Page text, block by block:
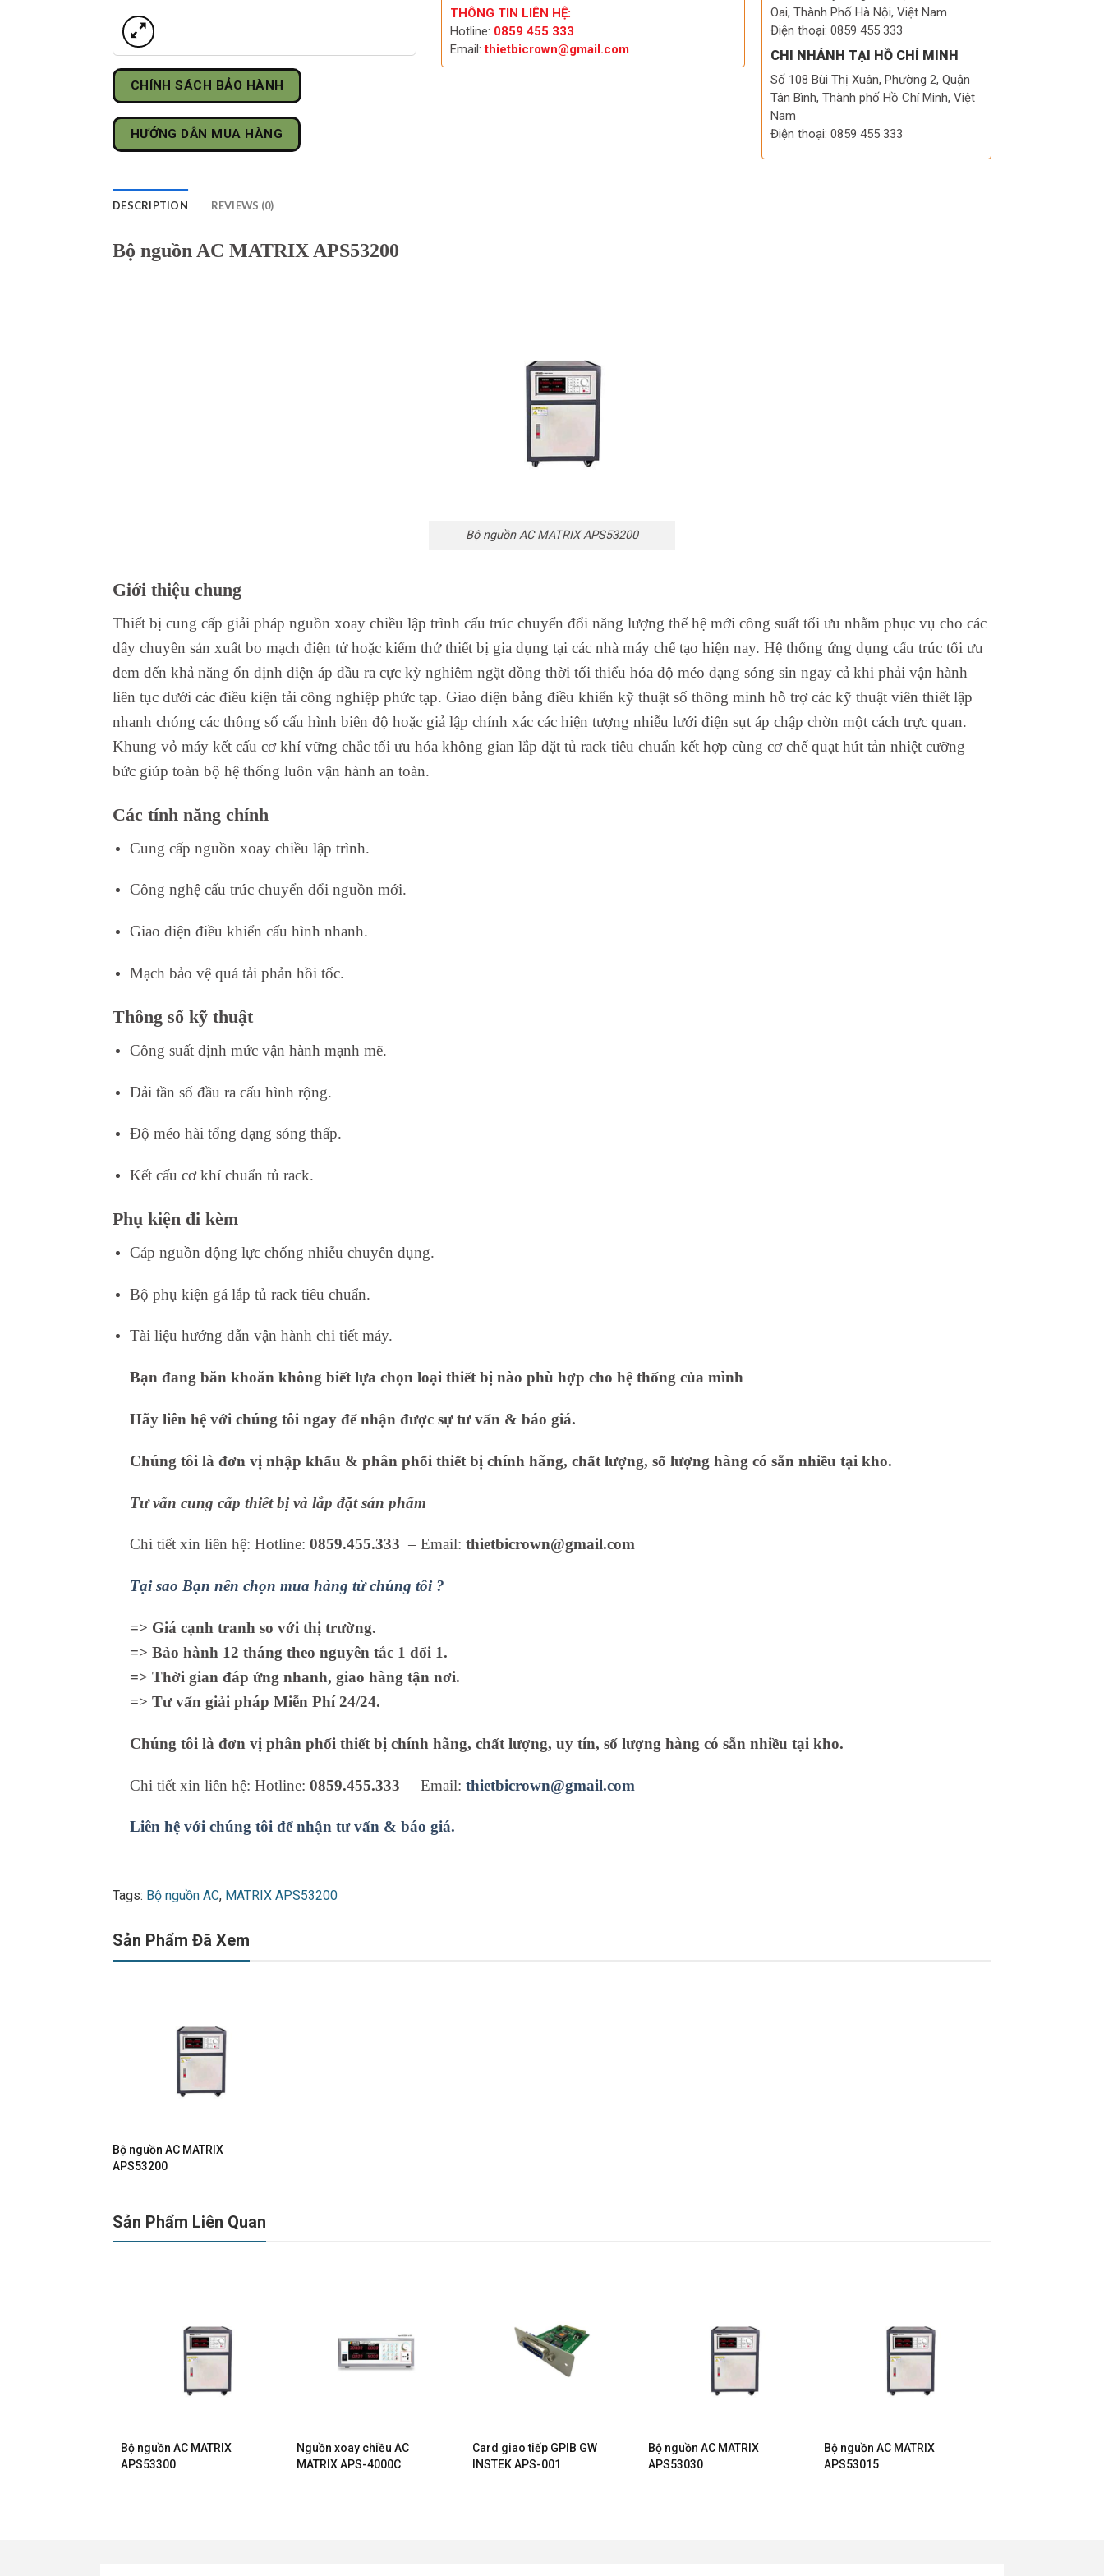
CHÍNH SÁCH BẢO HÀNH
HƯỚNG DẪN MUA HÀNG
THÔNG TIN LIÊN HỆ:
Hotline: 0859 455 333
Email:thietbicrown@gmail.com
Oai, Thành Phố Hà Nội, Việt Nam
Điện thoại: 0859 455 333
CHI NHÁNH TẠI HỒ CHÍ MINH
Số 108 Bùi Thị Xuân, Phường 2, Quận
Tân Bình, Thành phố Hồ Chí Minh, Việt
Nam
Điện thoại: 0859 455 333
DESCRIPTION REVIEWS (0)
Bộ nguồn AC MATRIX APS53200
Bộ nguồn AC MATRIX APS53200
Giới thiệu chung
Thiết bị cung cấp giải pháp nguồn xoay chiều lập trình cấu trúc chuyển đổi năng lượng thế hệ mới công suất tối ưu nhằm phục vụ cho các
dây chuyền sản xuất bo mạch điện tử hoặc kiểm thử thiết bị gia dụng tại các nhà máy chế tạo hiện nay. Hệ thống ứng dụng cấu trúc tối ưu
đem đến khả năng ổn định điện áp đầu ra cực kỳ nghiêm ngặt đồng thời tối thiểu hóa độ méo dạng sóng sin ngay cả khi phải vận hành
liên tục dưới các điều kiện tải công nghiệp phức tạp. Giao diện bảng điều khiển kỹ thuật số thông minh hỗ trợ các kỹ thuật viên thiết lập
nhanh chóng các thông số cấu hình biên độ hoặc giả lập chính xác các hiện tượng nhiễu lưới điện sụt áp chập chờn một cách trực quan.
Khung vỏ máy kết cấu cơ khí vững chắc tối ưu hóa không gian lắp đặt tủ rack tiêu chuẩn kết hợp cùng cơ chế quạt hút tản nhiệt cưỡng
bức giúp toàn bộ hệ thống luôn vận hành an toàn.
Các tính năng chính
Cung cấp nguồn xoay chiều lập trình.
Công nghệ cấu trúc chuyển đổi nguồn mới.
Giao diện điều khiển cấu hình nhanh.
Mạch bảo vệ quá tải phản hồi tốc.
Thông số kỹ thuật
Công suất định mức vận hành mạnh mẽ.
Dải tần số đầu ra cấu hình rộng.
Độ méo hài tổng dạng sóng thấp.
Kết cấu cơ khí chuẩn tủ rack.
Phụ kiện đi kèm
Cáp nguồn động lực chống nhiễu chuyên dụng.
Bộ phụ kiện gá lắp tủ rack tiêu chuẩn.
Tài liệu hướng dẫn vận hành chi tiết máy.
Bạn đang băn khoăn không biết lựa chọn loại thiết bị nào phù hợp cho hệ thống của mình
Hãy liên hệ với chúng tôi ngay để nhận được sự tư vấn & báo giá.
Chúng tôi là đơn vị nhập khẩu & phân phối thiết bị chính hãng, chất lượng, số lượng hàng có sẵn nhiều tại kho.
Tư vấn cung cấp thiết bị và lắp đặt sản phẩm
Chi tiết xin liên hệ: Hotline: 0859.455.333 – Email: thietbicrown@gmail.com
Tại sao Bạn nên chọn mua hàng từ chúng tôi ?
=> Giá cạnh tranh so với thị trường.
=> Bảo hành 12 tháng theo nguyên tắc 1 đổi 1.
=> Thời gian đáp ứng nhanh, giao hàng tận nơi.
=> Tư vấn giải pháp Miễn Phí 24/24.
Chúng tôi là đơn vị phân phối thiết bị chính hãng, chất lượng, uy tín, số lượng hàng có sẵn nhiều tại kho.
Chi tiết xin liên hệ: Hotline: 0859.455.333 – Email: thietbicrown@gmail.com
Liên hệ với chúng tôi để nhận tư vấn & báo giá.
Tags: Bộ nguồn AC, MATRIX APS53200
Sản Phẩm Đã Xem
Bộ nguồn AC MATRIX
APS53200
Sản Phẩm Liên Quan
Bộ nguồn AC MATRIX
APS53300
Nguồn xoay chiều AC
MATRIX APS-4000C
Card giao tiếp GPIB GW
INSTEK APS-001
Bộ nguồn AC MATRIX
APS53030
Bộ nguồn AC MATRIX
APS53015